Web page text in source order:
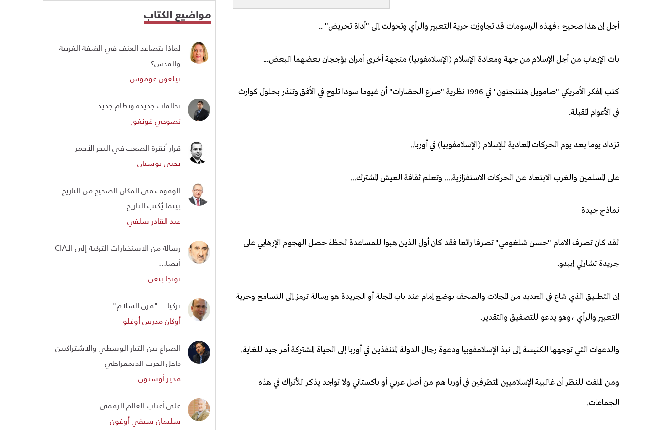
أجل إن هذا صحيح ،فهذه الرسومات قد تجاوزت حرية التعبير والرأي وتحولت إلى "أداة تحريض" ..
بات الإرهاب من أجل الإسلام من جهة ومعادة الإسلام (الإسلامفوبيا) منجهة أخرى أمران يؤججان بعضهما البعض...
كتب المفكر الأمريكي "صامويل هنتنجتون" في 1996 نظرية "صراع الحضارات" أن غيوما سودا تلوح في الأفق وتنذر بحلول كوارث
في الأعوام المقبلة.
تزداد يوما بعد يوم الحركات المعادية للإسلام (الإسلامفوبيا) في أوربا..
على المسلمين والغرب الابتعاد عن الحركات الاستفزازية.... وتعلم ثقافة العيش المشترك...
نماذج جيدة
لقد كان تصرف الامام "حسن شلغومي" تصرفا رائعا فقد كان أول الذين هبوا للمساعدة لحظة حصل الهجوم الإرهابي على
جريدة تشارلي إيبدو.
إن التطبيق الذي شاع في العديد من المجلات والصحف بوضع إمام عند باب المجلة أو الجريدة هو رسالة ترمز إلى التسامح وحرية
التعبير والرأي ،وهو يدعو للتصفيق والتقدير.
والدعوات التي توجهها الكنيسة إلى نبذ الإسلامفوبيا ودعوة رجال الدولة المتنفذين في أوربا إلى الحياة المشتركة أمر جيد للغاية.
ومن الملفت للنظر أن غالبية الإسلاميين المتطرفين في أوربا هم من أصل عربي أو باكستاني ولا تواجد يذكر للأتراك في هذه
الجماعات.
مواضيع الكتاب
لماذا يتصاعد العنف في الضفة الغربية
والقدس؟
نيلغون غوموش
تحالفات جديدة ونظام جديد
نصوحي غونغور
قرار أنقرة الصعب في البحر الأحمر
يحيى بوستان
الوقوف في المكان الصحيح من التاريخ
بينما يُكتب التاريخ
عبد القادر سلفي
رسالة من الاستخبارات التركية إلى الـCIA
أيضا...
تونجا بنغن
تركيا... "قرن السلام"
أوكان مدرس أوغلو
الصراع بين التيار الوسطي والاشتراكيين
داخل الحزب الديمقراطي
قدير أوستون
على أعتاب العالم الرقمي
سليمان سيفي أوغون